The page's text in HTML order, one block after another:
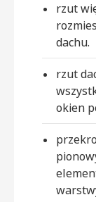
rzut
dachu.
rzut
okien